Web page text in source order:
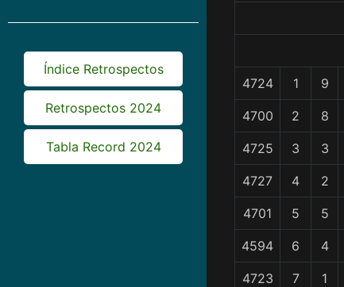
Índice Retrospectos
Retrospectos 2024
Tabla Record 2024
4724 1 9
4700 2 8
4725 3 3
4727 4 2
4701 5 5
4594 6 4
4723 7 1